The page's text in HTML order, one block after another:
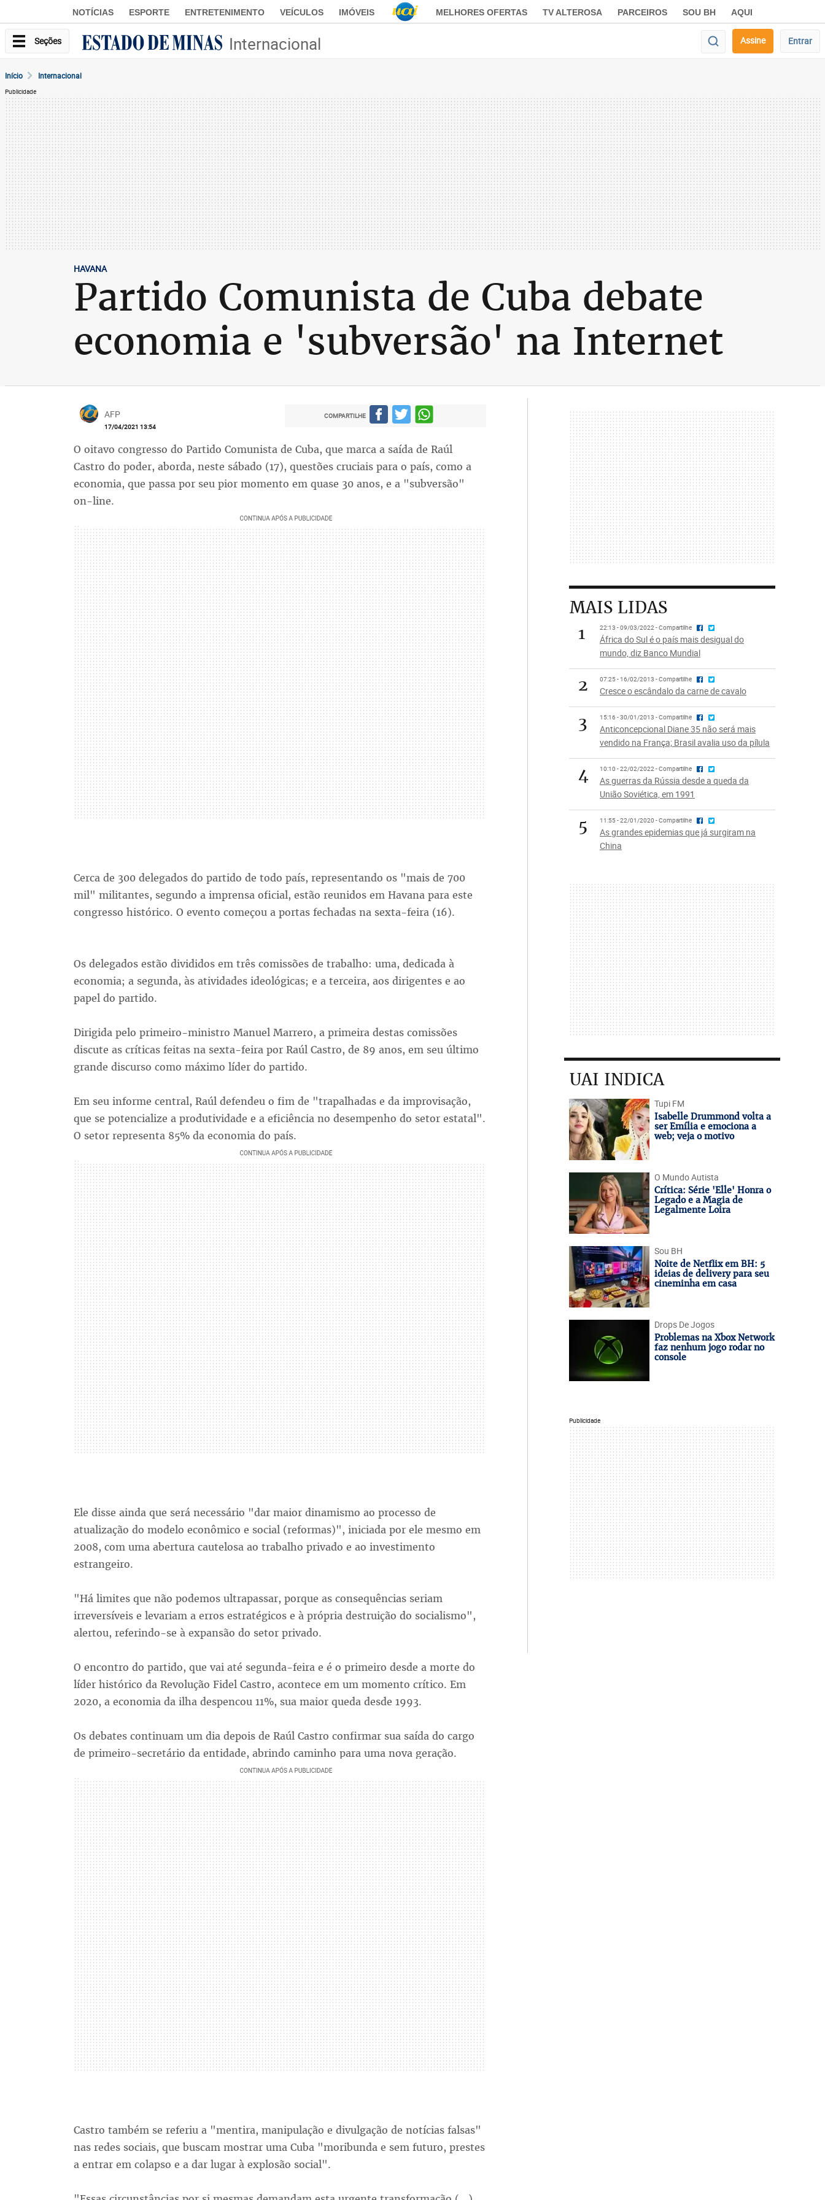
NOTÍCIAS ESPORTE ENTRETENIMENTO VEÍCULOS IMÓVEIS MELHORES OFERTAS TV ALTEROSA PARCEIROS SOU BH AQUI
Seções Internacional Assine Entrar
Início Internacional
Publicidade
HAVANA
Partido Comunista de Cuba debate
economia e 'subversão' na Internet
AFP
17/04/2021 13:54
COMPARTILHE
O oitavo congresso do Partido Comunista de Cuba, que marca a saída de Raúl
Castro do poder, aborda, neste sábado (17), questões cruciais para o país, como a
economia, que passa por seu pior momento em quase 30 anos, e a "subversão"
on-line.
Cerca de 300 delegados do partido de todo país, representando os "mais de 700
mil" militantes, segundo a imprensa oficial, estão reunidos em Havana para este
congresso histórico. O evento começou a portas fechadas na sexta-feira (16).
Os delegados estão divididos em três comissões de trabalho: uma, dedicada à
economia; a segunda, às atividades ideológicas; e a terceira, aos dirigentes e ao
papel do partido.
Dirigida pelo primeiro-ministro Manuel Marrero, a primeira destas comissões
discute as críticas feitas na sexta-feira por Raúl Castro, de 89 anos, em seu último
grande discurso como máximo líder do partido.
Em seu informe central, Raúl defendeu o fim de "trapalhadas e da improvisação,
que se potencialize a produtividade e a eficiência no desempenho do setor estatal".
O setor representa 85% da economia do país.
Ele disse ainda que será necessário "dar maior dinamismo ao processo de
atualização do modelo econômico e social (reformas)", iniciada por ele mesmo em
2008, com uma abertura cautelosa ao trabalho privado e ao investimento
estrangeiro.
"Há limites que não podemos ultrapassar, porque as consequências seriam
irreversíveis e levariam a erros estratégicos e à própria destruição do socialismo",
alertou, referindo-se à expansão do setor privado.
O encontro do partido, que vai até segunda-feira e é o primeiro desde a morte do
líder histórico da Revolução Fidel Castro, acontece em um momento crítico. Em
2020, a economia da ilha despencou 11%, sua maior queda desde 1993.
Os debates continuam um dia depois de Raúl Castro confirmar sua saída do cargo
de primeiro-secretário da entidade, abrindo caminho para uma nova geração.
Castro também se referiu a "mentira, manipulação e divulgação de notícias falsas"
nas redes sociais, que buscam mostrar uma Cuba "moribunda e sem futuro, prestes
a entrar em colapso e a dar lugar à explosão social".
MAIS LIDAS
1
22:13 - 09/03/2022 - Compartilhe
África do Sul é o país mais desigual do
mundo, diz Banco Mundial
2 07:25 - 16/02/2013 - Compartilhe
Cresce o escândalo da carne de cavalo
3 15:16 - 30/01/2013 - Compartilhe
Anticoncepcional Diane 35 não será mais
vendido na França; Brasil avalia uso da pílula
4 10:10 - 22/02/2022 - Compartilhe
As guerras da Rússia desde a queda da
União Soviética, em 1991
5 11:55 - 22/01/2020 - Compartilhe
As grandes epidemias que já surgiram na
China
UAI INDICA
Tupi FM
Isabelle Drummond volta a
ser Emília e emociona a
web; veja o motivo
O Mundo Autista
Crítica: Série 'Elle' Honra o
Legado e a Magia de
Legalmente Loira
Sou BH
Noite de Netflix em BH: 5
ideias de delivery para seu
cineminha em casa
Drops De Jogos
Problemas na Xbox Network
faz nenhum jogo rodar no
console
Publicidade